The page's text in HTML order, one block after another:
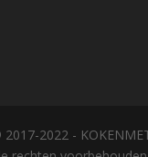
2022 -